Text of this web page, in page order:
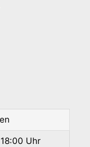
Uhr